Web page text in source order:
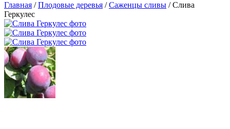
Главная /Плодовые деревья /Саженцы сливы / Слива
Геркулес